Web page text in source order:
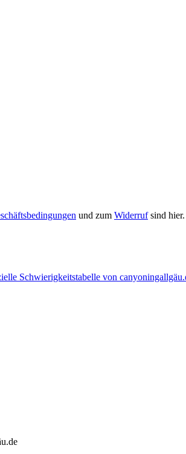
und zum Widerrufsind hier.
Schwierigkeitstabelle von